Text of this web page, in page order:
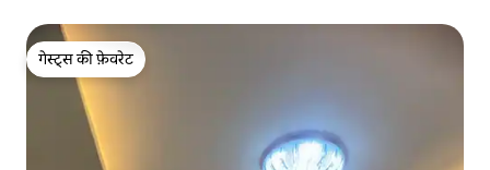
गेस्ट्स की फ़ेवरेट
गेस्ट्स की फ़ेवरेट